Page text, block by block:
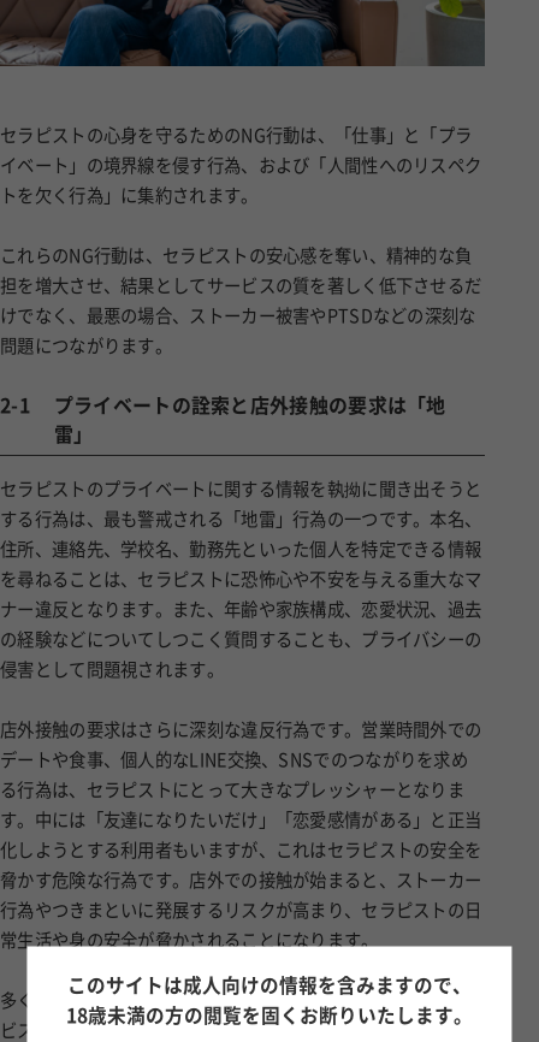
セラピストの心身を守るためのNG行動は、「仕事」と「プラ
イベート」の境界線を侵す行為、および「人間性へのリスペク
トを欠く行為」に集約されます。
これらのNG行動は、セラピストの安心感を奪い、精神的な負
担を増大させ、結果としてサービスの質を著しく低下させるだ
けでなく、最悪の場合、ストーカー被害やPTSDなどの深刻な
問題につながります。
2-1
プライベートの詮索と店外接触の要求は「地
雷」
セラピストのプライベートに関する情報を執拗に聞き出そうと
する行為は、最も警戒される「地雷」行為の一つです。本名、
住所、連絡先、学校名、勤務先といった個人を特定できる情報
を尋ねることは、セラピストに恐怖心や不安を与える重大なマ
ナー違反となります。また、年齢や家族構成、恋愛状況、過去
の経験などについてしつこく質問することも、プライバシーの
侵害として問題視されます。
店外接触の要求はさらに深刻な違反行為です。営業時間外での
デートや食事、個人的なLINE交換、SNSでのつながりを求め
る行為は、セラピストにとって大きなプレッシャーとなりま
す。中には「友達になりたいだけ」「恋愛感情がある」と正当
化しようとする利用者もいますが、これはセラピストの安全を
脅かす危険な行為です。店外での接触が始まると、ストーカー
行為やつきまといに発展するリスクが高まり、セラピストの日
常生活や身の安全が脅かされることになります。
多くの店舗では、このような行為が発覚した時点で即座にサー
ビスを中止し、利用者をブラックリストに登録します。セラピ
このサイトは成人向けの情報を含みますので、
18歳未満の方の閲覧を固くお断りいたします。